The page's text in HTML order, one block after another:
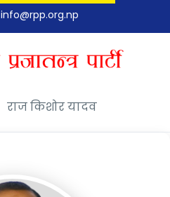
info@rpp.org.np
राज किशोर यादव